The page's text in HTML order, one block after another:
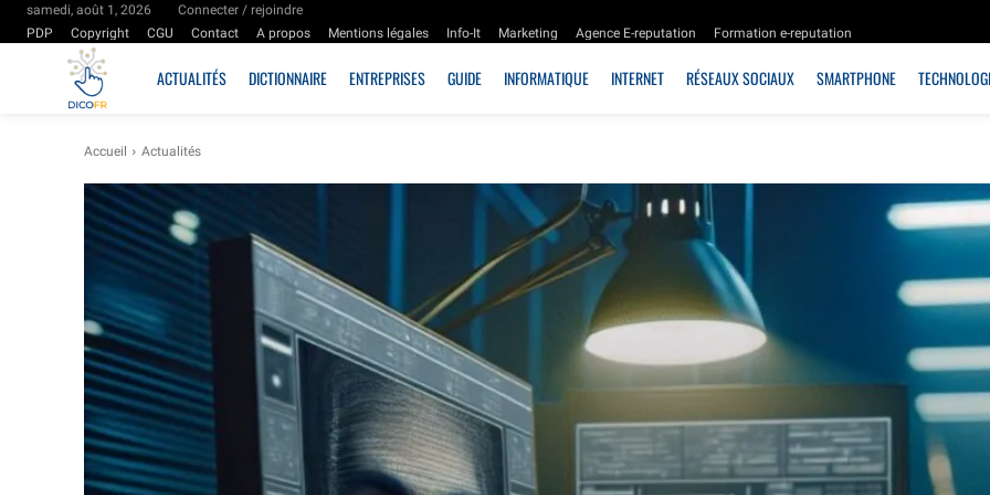
samedi, août 1, 2026
Connecter / rejoindre
PDP
Copyright CGU Contact A propos Mentions légales Info-It Marketing Agence E-reputation Formation e-reputation
ACTUALITÉS DICTIONNAIRE ENTREPRISES GUIDE INFORMATIQUE INTERNET RÉSEAUX SOCIAUX SMARTPHONE
Accueil Actualités